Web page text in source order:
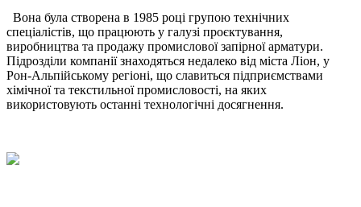
Вона була створена в 1985 році групою технічних
спеціалістів, що працюють у галузі проєктування,
виробництва та продажу промислової запірної арматури.
Підрозділи компанії знаходяться недалеко від міста Ліон, у
Рон-Альпійському регіоні, що славиться підприємствами
хімічної та текстильної промисловості, на яких
використовують останні технологічні досягнення.